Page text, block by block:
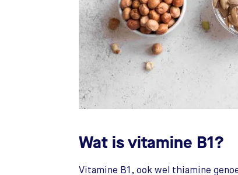
Wat is vitamine B1?
Vitamine B1, ook wel thiamine